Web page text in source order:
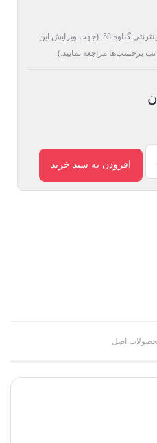
ارسال توسط فروشگاه اینترنتی گناوه 58. (جهت ویرایش این
تب برچسب‌ها مراجعه نمایید.)
افزودن به سبد خرید
اصل